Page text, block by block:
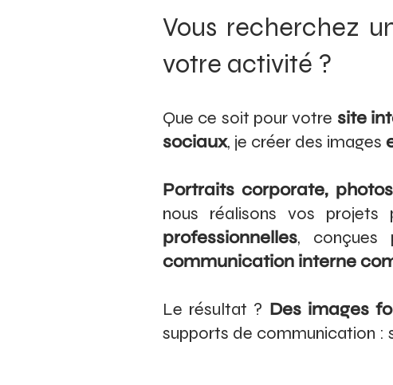
Vous recherchez
votre activité ?
Que ce soit pour votre site
sociaux, je créer des images
Portraits corporate,
nous réalisons vos projets
professionnelles, conçues
communication interne
Le résultat ? Des images
supports de communication :